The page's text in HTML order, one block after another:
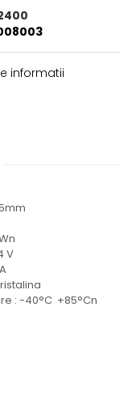
informatii
V
: -40°C +85°Cn